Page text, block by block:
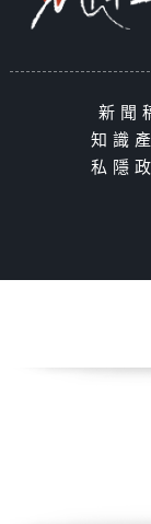
新聞
知識
私隱